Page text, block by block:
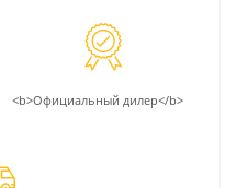
<b>Официальный дилер</b>